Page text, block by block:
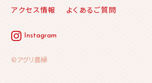
アクセス情報
よくあるご質問
Instagram
©アグリ農縁